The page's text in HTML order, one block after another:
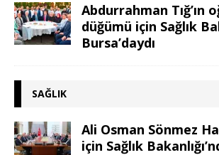
Abdurrahman Tığ’ın
düğümü için Sağlık
Bursa’daydı
SAĞLIK
Ali Osman Sönmez
için Sağlık